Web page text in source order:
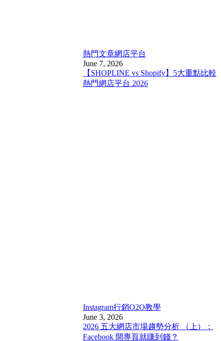
熱門文章網店平台
June 7, 2026
【SHOPLINE vs Shopify】5大重點比較
熱門網店平台 2026
Instagram行銷O2O教學
June 3, 2026
2026 五大網店市場趨勢分析 （上）：
Facebook 開專頁就賺到錢？